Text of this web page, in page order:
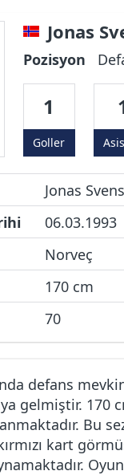
Jonas
Pozisyon
1
Goller
Jonas
06.03.1993
Norveç
170 cm
70
defans
gelmiştir. 170
Bu
kart